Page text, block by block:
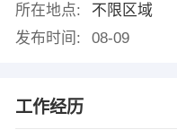
所在地点:
不限区域
发布时间:
08-09
工作经历